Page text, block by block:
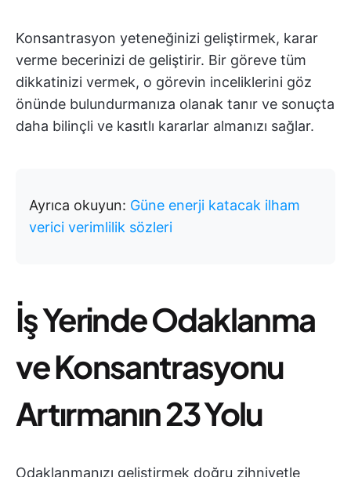
Konsantrasyon yeteneğinizi geliştirmek, karar
verme becerinizi de geliştirir. Bir göreve tüm
dikkatinizi vermek, o görevin inceliklerini göz
önünde bulundurmanıza olanak tanır ve sonuçta
daha bilinçli ve kasıtlı kararlar almanızı sağlar.
Ayrıca okuyun: Güne enerji katacak ilham
verici verimlilik sözleri
İş Yerinde Odaklanma
ve Konsantrasyonu
Artırmanın 23 Yolu
Odaklanmanızı geliştirmek doğru zihniyetle